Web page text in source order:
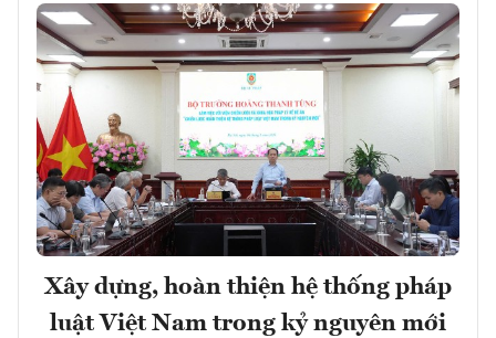
Xây dựng, hoàn thiện hệ thống pháp
luật Việt Nam trong kỷ nguyên mới